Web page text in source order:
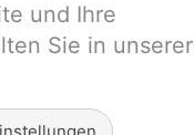
und Ihre
Sie in unserer